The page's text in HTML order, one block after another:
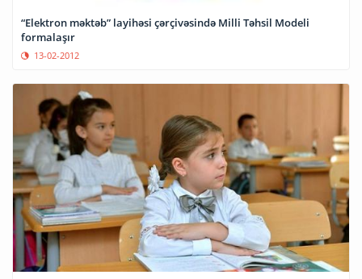
“Elektron məktəb” layihəsi çərçivəsində Milli Təhsil Modeli
formalaşır
13-02-2012